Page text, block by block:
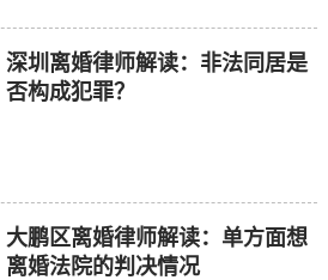
深圳离婚律师解读：非法同居是
否构成犯罪？
大鹏区离婚律师解读：单方面想
离婚法院的判决情况